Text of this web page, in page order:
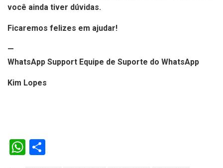
você ainda tiver dúvidas.
Ficaremos felizes em ajudar!
—
WhatsApp Support Equipe de Suporte do WhatsApp
Kim Lopes
W